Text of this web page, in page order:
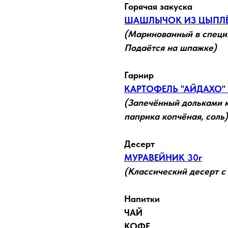
Горячая закуска
ШАШЛЫЧОК ИЗ
(Маринованный в
Подаётся на шпажке)
Гарнир
КАРТОФЕЛЬ "АЙДАХО"
(Запечённый дольками
паприка копчёная, соль)
Десерт
МУРАВЕЙНИК 30г
(Классический десерт
Напитки
ЧАЙ